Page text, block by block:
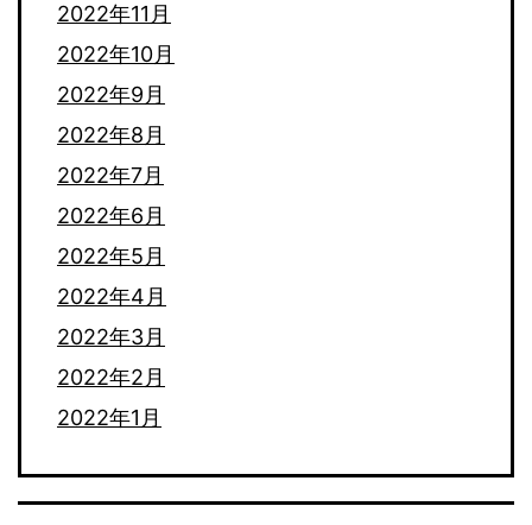
2022年11月
2022年10月
2022年9月
2022年8月
2022年7月
2022年6月
2022年5月
2022年4月
2022年3月
2022年2月
2022年1月